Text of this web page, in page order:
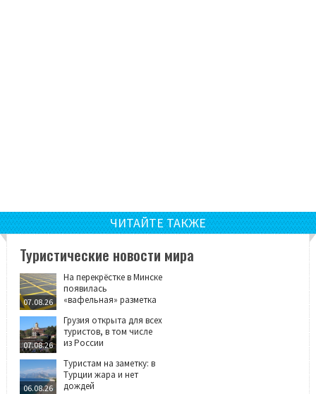
ЧИТАЙТЕ ТАКЖЕ
Туристические новости мира
07.08.26
На перекрёстке в Минске
появилась
«вафельная» разметка
07.08.26
Грузия открыта для всех
туристов, в том числе
из России
06.08.26
Туристам на заметку: в
Турции жара и нет
дождей